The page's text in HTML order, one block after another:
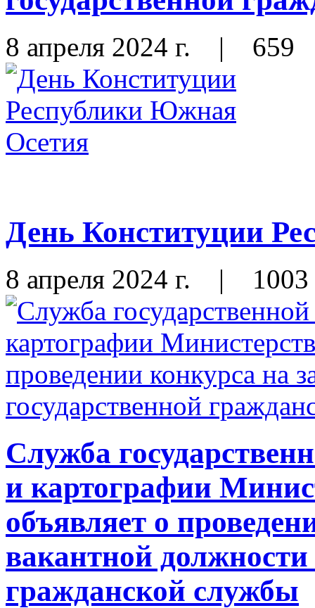
8 апреля 2024 г. | 659
День Конституции
8 апреля 2024 г. | 1003
Служба
и картографии
объявляет о
вакантной должности
гражданской службы